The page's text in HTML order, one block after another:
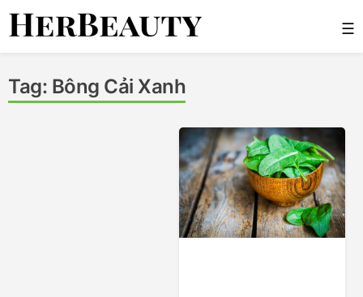
Skip
☰
Tag: Bông Cải Xanh